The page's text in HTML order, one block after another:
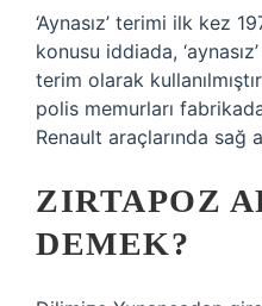
‘Aynasız’ terimi ilk kez
konusu iddiada,
terim olarak
polis memurları
Renault araçlarında sağ
ZIRTAPOZ
DEMEK?